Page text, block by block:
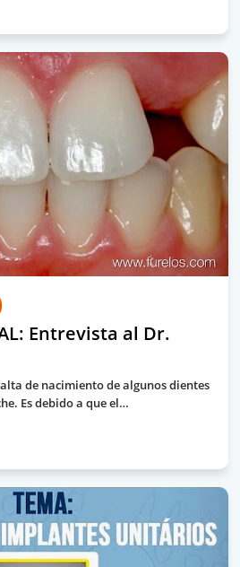
Entrevista al Dr.
de nacimiento de algunos dientes
Es debido a que el…